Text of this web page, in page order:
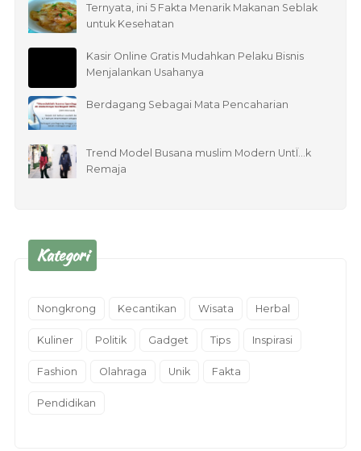
Ternyata, ini 5 Fakta Menarik Makanan Seblak
untuk Kesehatan
Kasir Online Gratis Mudahkan Pelaku Bisnis
Menjalankan Usahanya
Berdagang Sebagai Mata Pencaharian
Trend Model Busana muslim Modern UntÏ…k
Remaja
Kategori
Nongkrong Kecantikan Wisata Herbal
Kuliner Politik Gadget Tips Inspirasi
Fashion Olahraga Unik Fakta
Pendidikan